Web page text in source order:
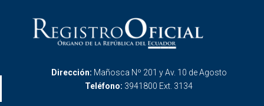
Dirección: Mañosca Nº 201 y Av. 10 de Agosto
Teléfono: 3941800 Ext. 3134